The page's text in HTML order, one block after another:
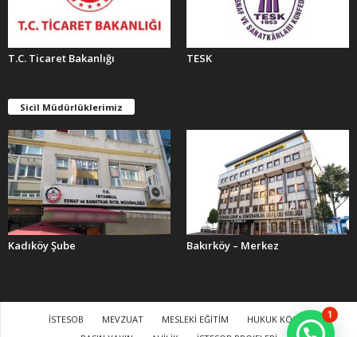
T.C. Ticaret Bakanlığı TESK
Sicil Müdürlüklerimiz
Kadıköy Şube Bakırköy – Merkez
İSTESOB MEVZUAT MESLEKİ EĞİTİM
HUKUK KÖŞESİ
1